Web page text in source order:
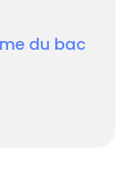
du bac